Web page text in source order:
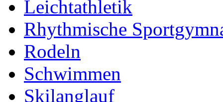
Leichtathletik
Rhythmische
Rodeln
Schwimmen
Skilanglauf